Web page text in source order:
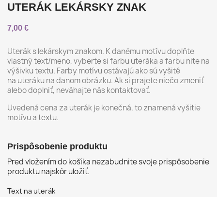
UTERÁK LEKÁRSKY ZNAK
7,00 €
Uterák s lekárskym znakom. K danému motívu doplňte
vlastný text/meno, vyberte si farbu uteráka a farbu nite na
výšivku textu. Farby motívu ostávajú ako sú vyšité
na uteráku na danom obrázku. Ak si prajete niečo zmeniť
alebo doplniť, neváhajte nás kontaktovať.
Uvedená cena za uterák je konečná, to znamená vyšitie
motívu a textu.
Prispôsobenie produktu
Pred vložením do košíka nezabudnite svoje prispôsobenie
produktu najskôr uložiť.
Text na uterák